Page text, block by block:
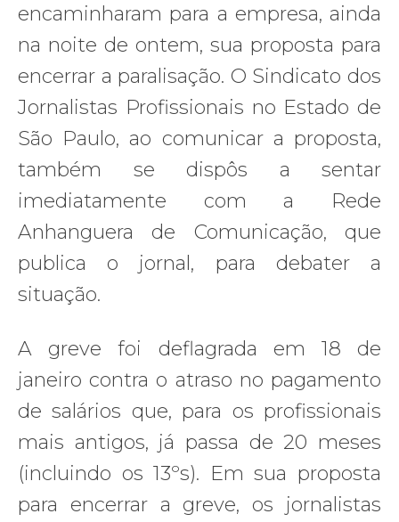
encaminharam para a empresa, ainda
na noite de ontem, sua proposta para
encerrar a paralisação. O Sindicato dos
Jornalistas Profissionais no Estado de
São Paulo, ao comunicar a proposta,
também se dispôs a sentar
imediatamente com a Rede
Anhanguera de Comunicação, que
publica o jornal, para debater a
situação.
A greve foi deflagrada em 18 de
janeiro contra o atraso no pagamento
de salários que, para os profissionais
mais antigos, já passa de 20 meses
(incluindo os 13ºs). Em sua proposta
para encerrar a greve, os jornalistas